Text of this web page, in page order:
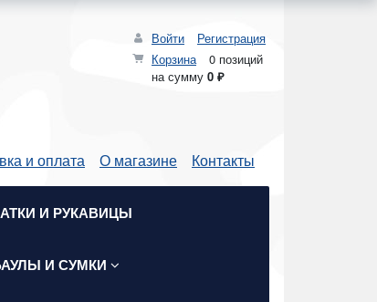
Войти
Регистрация
Корзина
0 позиций
на сумму 0 ₽
и оплата О магазине Контакты
И РУКАВИЦЫ
И СУМКИ